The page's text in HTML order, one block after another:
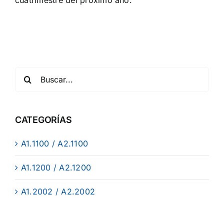
CATEGORÍAS
A1.1100 / A2.1100
A1.1200 / A2.1200
A1.2002 / A2.2002